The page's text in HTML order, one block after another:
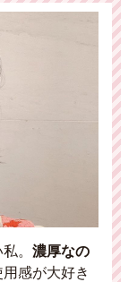
。 濃厚なの
用感が大好き